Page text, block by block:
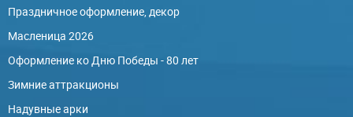
Праздничное оформление, декор
Масленица 2026
Оформление ко Дню Победы - 80 лет
Зимние аттракционы
Надувные арки